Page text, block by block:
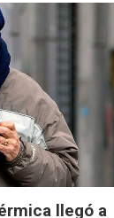
llegó a